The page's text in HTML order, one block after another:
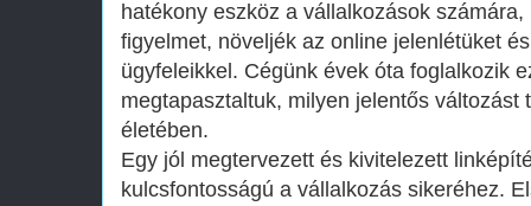
hatékony eszköz a vállalkozások
figyelmet, növeljék az online jelenlétüket
ügyfeleikkel. Cégünk évek óta foglalkozik
megtapasztaltuk, milyen jelentős változást
életében.
Egy jól megtervezett és kivitelezett
kulcsfontosságú a vállalkozás sikeréhez.